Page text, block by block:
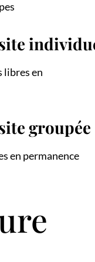
libres en
groupée
en permanence